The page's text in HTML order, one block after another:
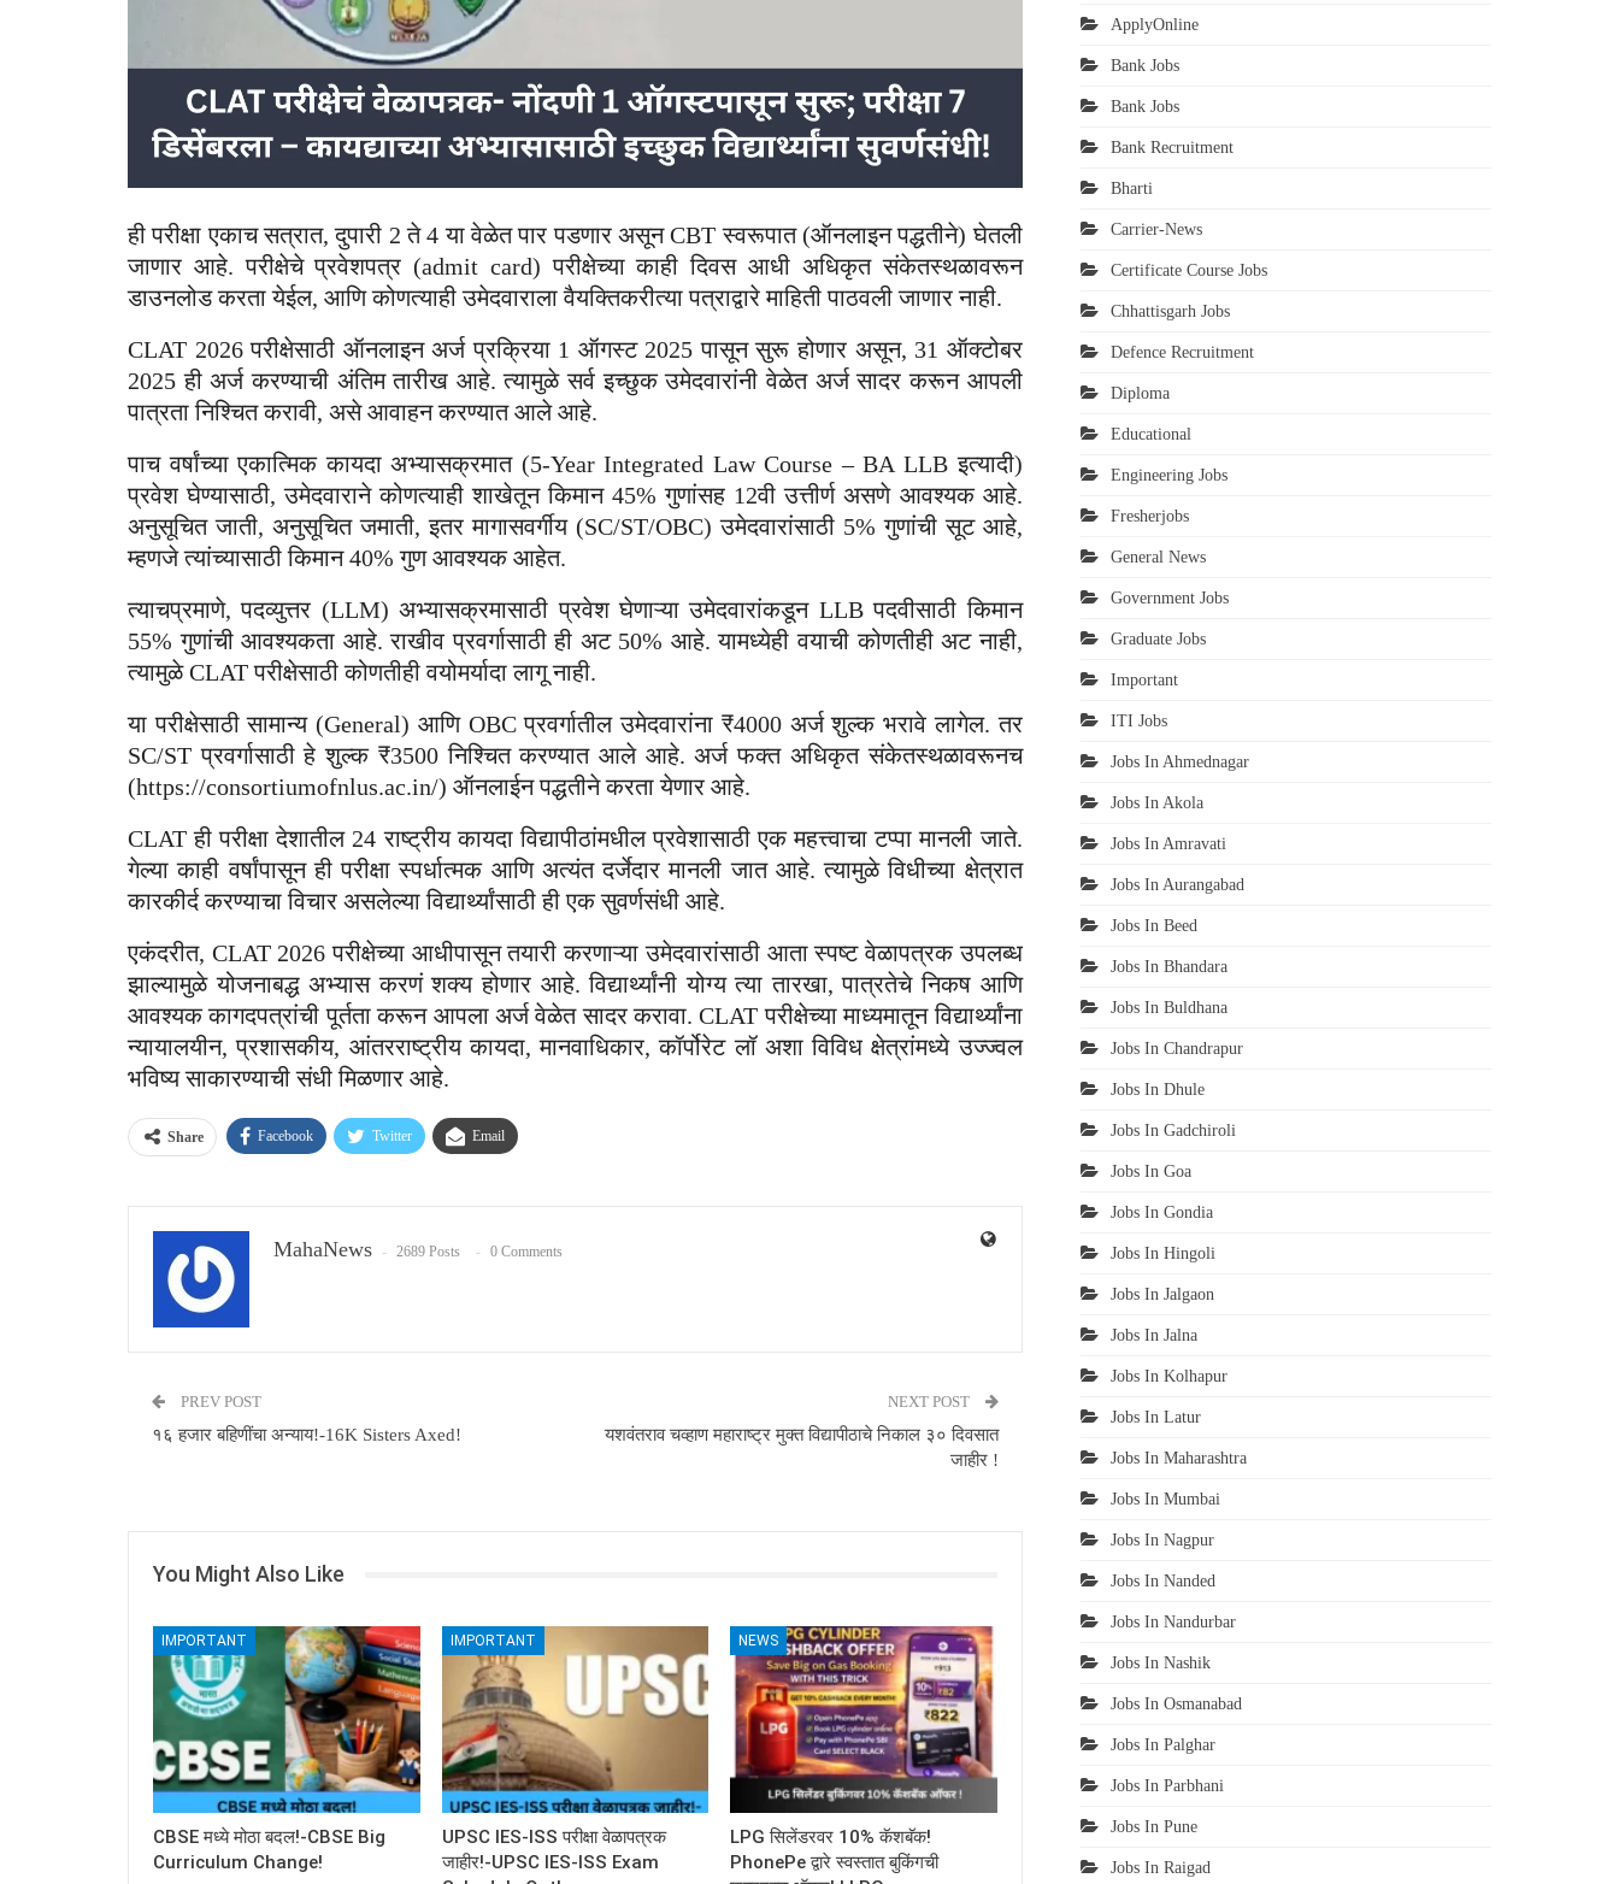
ही परीक्षा एकाच सत्रात, दुपारी 2 ते 4 या वेळेत पार पडणार असून CBT स्वरूपात (ऑनलाइन पद्धतीने) घेतली
जाणार आहे. परीक्षेचे प्रवेशपत्र (admit card) परीक्षेच्या काही दिवस आधी अधिकृत संकेतस्थळावरून
डाउनलोड करता येईल, आणि कोणत्याही उमेदवाराला वैयक्तिकरीत्या पत्राद्वारे माहिती पाठवली जाणार नाही.
CLAT 2026 परीक्षेसाठी ऑनलाइन अर्ज प्रक्रिया 1 ऑगस्ट 2025 पासून सुरू होणार असून, 31 ऑक्टोबर
2025 ही अर्ज करण्याची अंतिम तारीख आहे. त्यामुळे सर्व इच्छुक उमेदवारांनी वेळेत अर्ज सादर करून आपली
पात्रता निश्चित करावी, असे आवाहन करण्यात आले आहे.
पाच वर्षांच्या एकात्मिक कायदा अभ्यासक्रमात (5-Year Integrated Law Course – BA LLB इत्यादी)
प्रवेश घेण्यासाठी, उमेदवाराने कोणत्याही शाखेतून किमान 45% गुणांसह 12वी उत्तीर्ण असणे आवश्यक आहे.
अनुसूचित जाती, अनुसूचित जमाती, इतर मागासवर्गीय (SC/ST/OBC) उमेदवारांसाठी 5% गुणांची सूट आहे,
म्हणजे त्यांच्यासाठी किमान 40% गुण आवश्यक आहेत.
त्याचप्रमाणे, पदव्युत्तर (LLM) अभ्यासक्रमासाठी प्रवेश घेणाऱ्या उमेदवारांकडून LLB पदवीसाठी किमान
55% गुणांची आवश्यकता आहे. राखीव प्रवर्गासाठी ही अट 50% आहे. यामध्येही वयाची कोणतीही अट नाही,
त्यामुळे CLAT परीक्षेसाठी कोणतीही वयोमर्यादा लागू नाही.
या परीक्षेसाठी सामान्य (General) आणि OBC प्रवर्गातील उमेदवारांना ₹4000 अर्ज शुल्क भरावे लागेल. तर
SC/ST प्रवर्गासाठी हे शुल्क ₹3500 निश्चित करण्यात आले आहे. अर्ज फक्त अधिकृत संकेतस्थळावरूनच
(https://consortiumofnlus.ac.in/) ऑनलाईन पद्धतीने करता येणार आहे.
CLAT ही परीक्षा देशातील 24 राष्ट्रीय कायदा विद्यापीठांमधील प्रवेशासाठी एक महत्त्वाचा टप्पा मानली जाते.
गेल्या काही वर्षांपासून ही परीक्षा स्पर्धात्मक आणि अत्यंत दर्जेदार मानली जात आहे. त्यामुळे विधीच्या क्षेत्रात
कारकीर्द करण्याचा विचार असलेल्या विद्यार्थ्यांसाठी ही एक सुवर्णसंधी आहे.
एकंदरीत, CLAT 2026 परीक्षेच्या आधीपासून तयारी करणाऱ्या उमेदवारांसाठी आता स्पष्ट वेळापत्रक उपलब्ध
झाल्यामुळे योजनाबद्ध अभ्यास करणं शक्य होणार आहे. विद्यार्थ्यांनी योग्य त्या तारखा, पात्रतेचे निकष आणि
आवश्यक कागदपत्रांची पूर्तता करून आपला अर्ज वेळेत सादर करावा. CLAT परीक्षेच्या माध्यमातून विद्यार्थ्यांना
न्यायालयीन, प्रशासकीय, आंतरराष्ट्रीय कायदा, मानवाधिकार, कॉर्पोरेट लॉ अशा विविध क्षेत्रांमध्ये उज्ज्वल
भविष्य साकारण्याची संधी मिळणार आहे.
Share Facebook Twitter Email
MahaNews 2689 Posts 0 Comments
PREV POST
१६ हजार बहिणींचा अन्याय!-16K Sisters Axed!
NEXT POST
यशवंतराव चव्हाण महाराष्ट्र मुक्त विद्यापीठाचे निकाल ३० दिवसात
जाहीर !
You Might Also Like
IMPORTANT
CBSE मध्ये मोठा बदल!-CBSE Big
Curriculum Change!
IMPORTANT
UPSC IES-ISS परीक्षा वेळापत्रक
जाहीर!-UPSC IES-ISS Exam
NEWS
LPG सिलेंडरवर 10% कॅशबॅक!
PhonePe द्वारे स्वस्तात बुकिंगची
ApplyOnline
Bank Jobs
Bank Jobs
Bank Recruitment
Bharti
Carrier-News
Certificate Course Jobs
Chhattisgarh Jobs
Defence Recruitment
Diploma
Educational
Engineering Jobs
Fresherjobs
General News
Government Jobs
Graduate Jobs
Important
ITI Jobs
Jobs In Ahmednagar
Jobs In Akola
Jobs In Amravati
Jobs In Aurangabad
Jobs In Beed
Jobs In Bhandara
Jobs In Buldhana
Jobs In Chandrapur
Jobs In Dhule
Jobs In Gadchiroli
Jobs In Goa
Jobs In Gondia
Jobs In Hingoli
Jobs In Jalgaon
Jobs In Jalna
Jobs In Kolhapur
Jobs In Latur
Jobs In Maharashtra
Jobs In Mumbai
Jobs In Nagpur
Jobs In Nanded
Jobs In Nandurbar
Jobs In Nashik
Jobs In Osmanabad
Jobs In Palghar
Jobs In Parbhani
Jobs In Pune
Jobs In Raigad